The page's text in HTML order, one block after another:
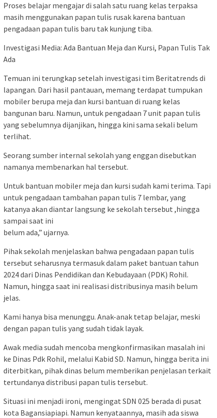
Proses belajar mengajar di salah satu ruang kelas terpaksa
masih menggunakan papan tulis rusak karena bantuan
pengadaan papan tulis baru tak kunjung tiba.
Investigasi Media: Ada Bantuan Meja dan Kursi, Papan Tulis Tak
Ada
Temuan ini terungkap setelah investigasi tim Beritatrends di
lapangan. Dari hasil pantauan, memang terdapat tumpukan
mobiler berupa meja dan kursi bantuan di ruang kelas
bangunan baru. Namun, untuk pengadaan 7 unit papan tulis
yang sebelumnya dijanjikan, hingga kini sama sekali belum
terlihat.
Seorang sumber internal sekolah yang enggan disebutkan
namanya membenarkan hal tersebut.
Untuk bantuan mobiler meja dan kursi sudah kami terima. Tapi
untuk pengadaan tambahan papan tulis 7 lembar, yang
katanya akan diantar langsung ke sekolah tersebut ,hingga
sampai saat ini
belum ada,” ujarnya.
Pihak sekolah menjelaskan bahwa pengadaan papan tulis
tersebut seharusnya termasuk dalam paket bantuan tahun
2024 dari Dinas Pendidikan dan Kebudayaan (PDK) Rohil.
Namun, hingga saat ini realisasi distribusinya masih belum
jelas.
Kami hanya bisa menunggu. Anak-anak tetap belajar, meski
dengan papan tulis yang sudah tidak layak.
Awak media sudah mencoba mengkonfirmasikan masalah ini
ke Dinas Pdk Rohil, melalui Kabid SD. Namun, hingga berita ini
diterbitkan, pihak dinas belum memberikan penjelasan terkait
tertundanya distribusi papan tulis tersebut.
Situasi ini menjadi ironi, mengingat SDN 025 berada di pusat
kota Bagansiapiapi. Namun kenyataannya, masih ada siswa